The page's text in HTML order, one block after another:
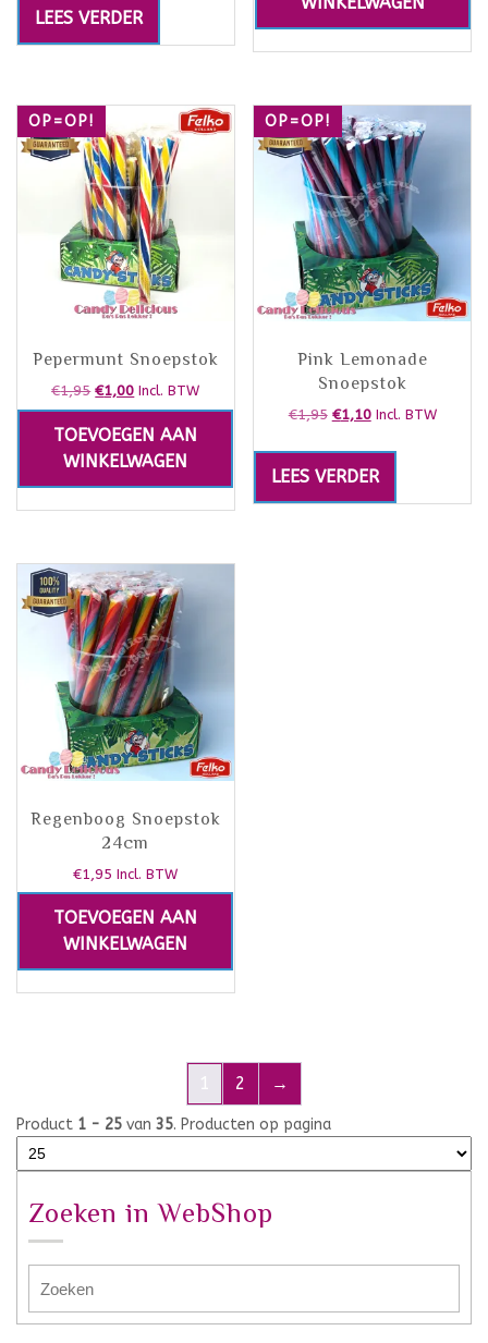
LEES VERDER
OP=OP!
Pepermunt Snoepstok
€1,95 €1,00 Incl. BTW
TOEVOEGEN AAN
WINKELWAGEN
OP=OP!
Pink Lemonade
Snoepstok
€1,95 €1,10 Incl. BTW
LEES VERDER
Regenboog Snoepstok
24cm
€1,95 Incl. BTW
TOEVOEGEN AAN
WINKELWAGEN
1 2 →
Product 1 - 25 van 35. Producten op pagina
Zoeken in WebShop